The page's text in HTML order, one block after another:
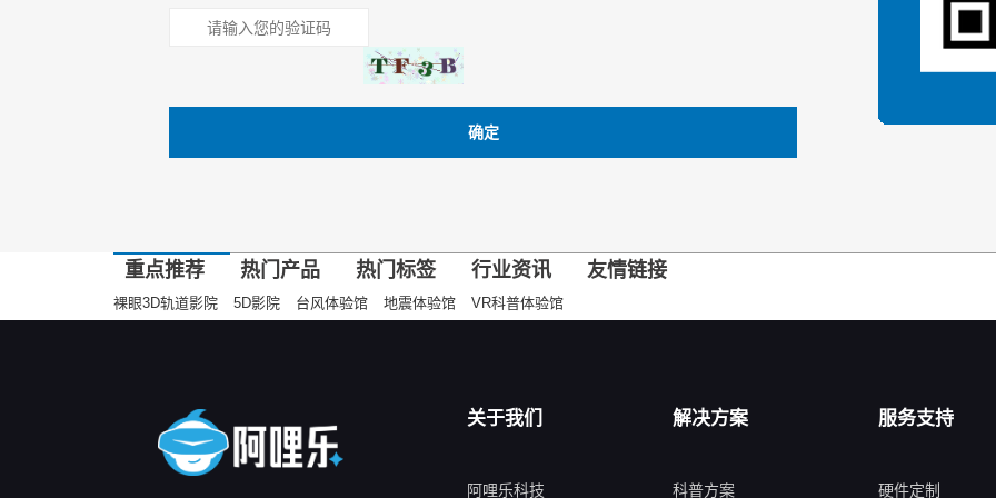
确定
重点推荐 热门产品 热门标签 行业资讯 友情链接
裸眼3D轨道影院 5D影院 台风体验馆 地震体验馆 VR科普体验馆
关于我们
阿哩乐科技
解决方案
科普方案
服务支持
硬件定制